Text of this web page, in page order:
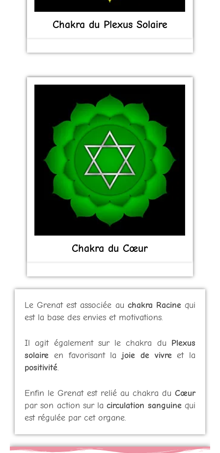
Chakra du Plexus Solaire
Chakra du Cœur
Le Grenat est associée au chakra Racine qui
est la base des envies et motivations.
Il agit également sur le chakra du Plexus
solaire en favorisant la joie de vivreet la
positivité.
Enfin le Grenat est relié au chakra du Cœur
par son action sur lacirculation sanguine qui
est régulée par cet organe.